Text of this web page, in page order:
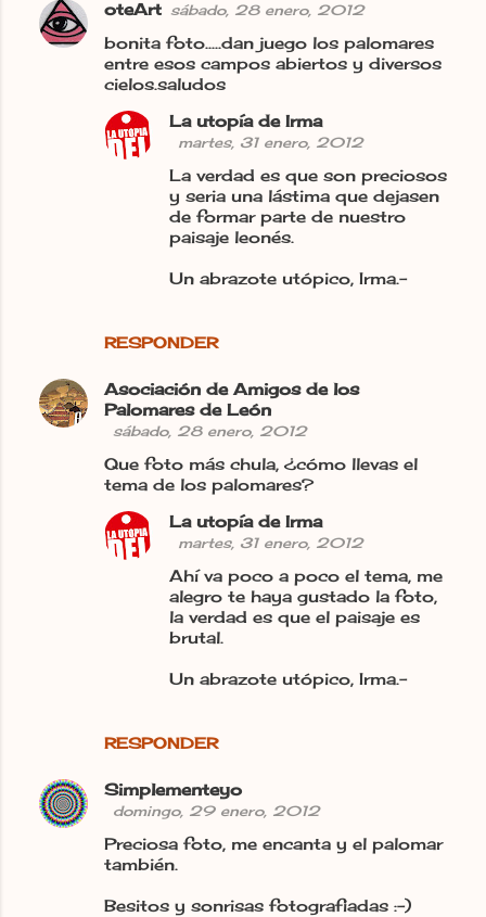
C
o
oteArt sábado, 28 enero, 2012
bonita foto.....dan juego los palomares
entre esos campos abiertos y diversos
cielos.saludos
RESPONDER
La utopía de Irma
martes, 31 enero, 2012
La verdad es que son preciosos
y seria una lástima que dejasen
de formar parte de nuestro
paisaje leonés.
Un abrazote utópico, Irma.-
Asociación de Amigos de los
Palomares de León
sábado, 28 enero, 2012
Que foto más chula, ¿cómo llevas el
tema de los palomares?
RESPONDER
La utopía de Irma
martes, 31 enero, 2012
Ahí va poco a poco el tema, me
alegro te haya gustado la foto,
la verdad es que el paisaje es
brutal.
Un abrazote utópico, Irma.-
Simplementeyo
domingo, 29 enero, 2012
Preciosa foto, me encanta y el palomar
también.
Besitos y sonrisas fotografiadas :-)